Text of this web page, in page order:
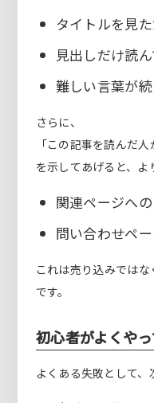
タイトルを見
見出しだけ読
難しい言葉が
さらに、
「この記事を読んだ
を示してあげると、よ
関連ページへ
問い合わせペ
これは売り込みではな
です。
初心者がよくや
よくある失敗として、